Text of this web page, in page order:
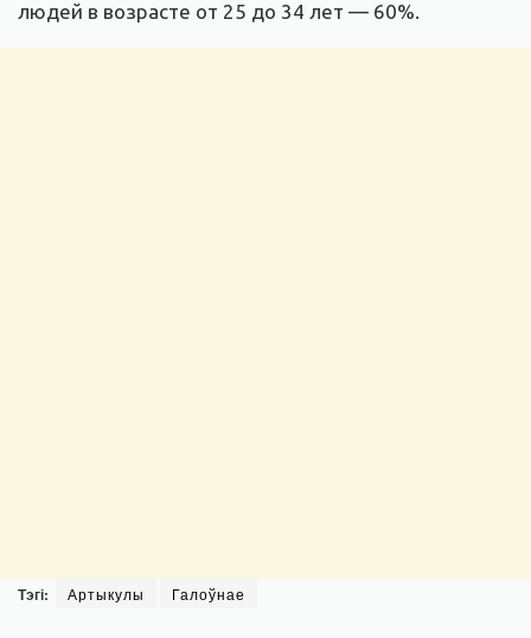
людей в возрасте от 25 до 34 лет — 60%.
Тэгі: Артыкулы Галоўнае